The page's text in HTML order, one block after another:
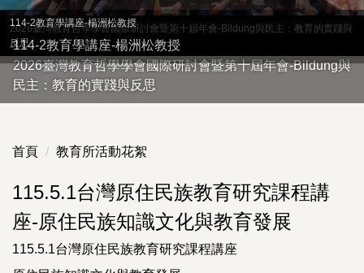
114-2教育學講座-楊洲松教授
114-2教育學講座-楊洲松教授
2026臺灣教育哲學學會國際研討會暨第十屆年會-Bildung與民主：教育的實踐與
反思
2026臺灣教育哲學學會國際研討會暨第十屆年會-Bildung與
民主：教育的實踐與反思
首頁 教育所活動花絮
115.5.1台灣原住民族教育研究課程講
座-原住民族知識文化與教育發展
115.5.1台灣原住民族教育研究課程講座